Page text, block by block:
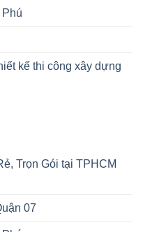
kế thi công xây dựng
Trọn Gói tại TPHCM
07